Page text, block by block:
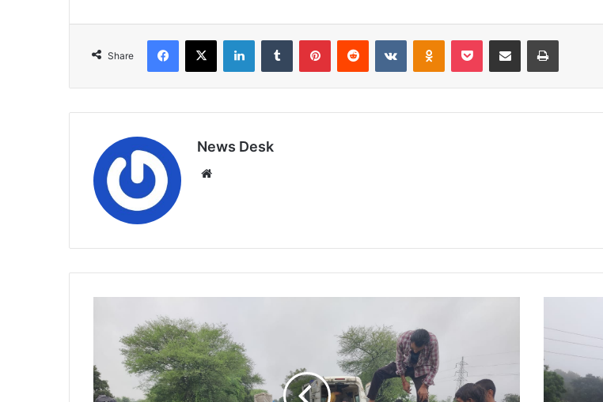
Share
Facebook
X LinkedInTumblr PinterestReddit VKontakteOdnoklassniki
Pocket Share via Email Print
News Desk
भीषण
हादसा,
नदी
के
रपटे
पर